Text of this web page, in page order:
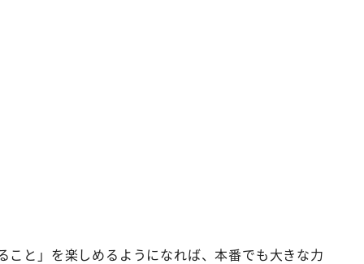
と」を楽しめるようになれば、本番でも大きな力